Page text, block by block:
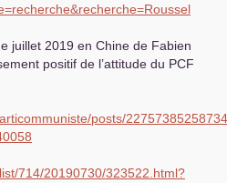
juillet 2019 en Chine de Fabien
positif de l’attitude du PCF
posts/
714/20190730/323522.html?